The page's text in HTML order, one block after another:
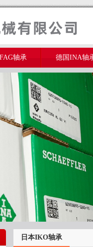
轴承 德国INA轴
日本IKO轴承